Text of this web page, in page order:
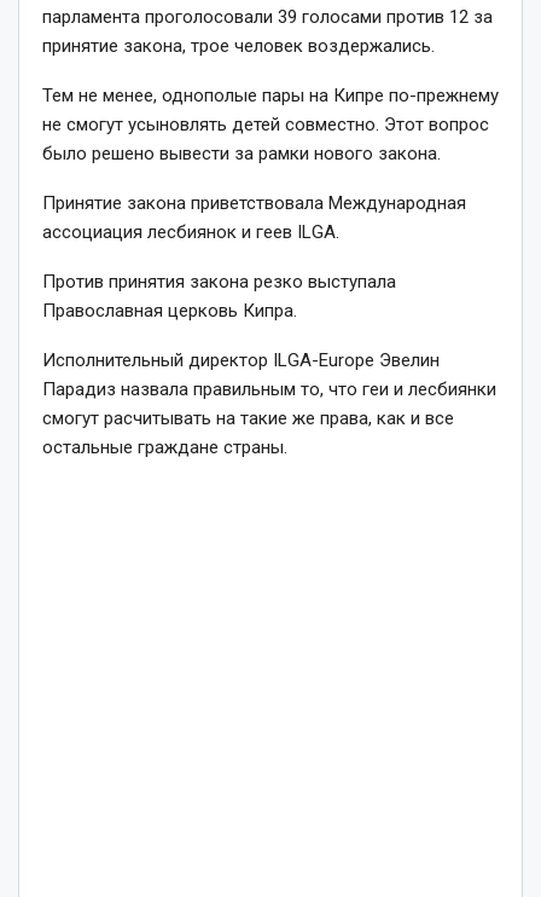
парламента проголосовали 39 голосами против 12 за
принятие закона, трое человек воздержались.
Тем не менее, однополые пары на Кипре по-прежнему
не смогут усыновлять детей совместно. Этот вопрос
было решено вывести за рамки нового закона.
Принятие закона приветствовала Международная
ассоциация лесбиянок и геев ILGA.
Против принятия закона резко выступала
Православная церковь Кипра.
Исполнительный директор ILGA-Europe Эвелин
Парадиз назвала правильным то, что геи и лесбиянки
смогут расчитывать на такие же права, как и все
остальные граждане страны.